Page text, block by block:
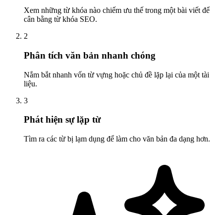
Xem những từ khóa nào chiếm ưu thế trong một bài viết để
cân bằng từ khóa SEO.
2
Phân tích văn bản nhanh chóng
Nắm bắt nhanh vốn từ vựng hoặc chủ đề lặp lại của một tài
liệu.
3
Phát hiện sự lặp từ
Tìm ra các từ bị lạm dụng để làm cho văn bản đa dạng hơn.